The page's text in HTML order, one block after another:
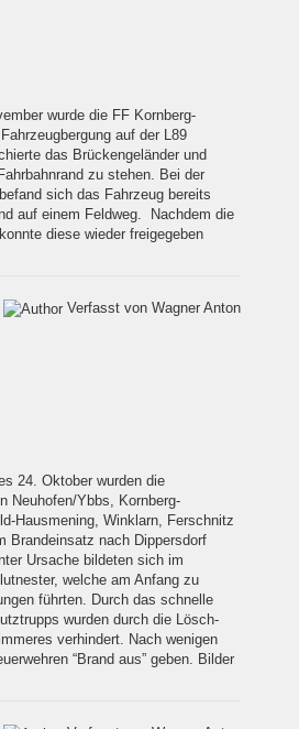
wurde die FF Kornberg-
auf der L89
das Brückengeländer und
zu stehen. Bei der
sich das Fahrzeug bereits
auf einem Feldweg. Nachdem die
diese wieder freigegeben
Verfasst von Wagner Anton
24. Oktober wurden die
Neuhofen/Ybbs, Kornberg-
Hausmening, Winklarn, Ferschnitz
Brandeinsatz nach Dippersdorf
Ursache bildeten sich im
welche am Anfang zu
führten. Durch das schnelle
wurden durch die Lösch-
verhindert. Nach wenigen
“Brand aus” geben. Bilder